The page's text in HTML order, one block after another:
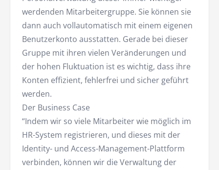
werdenden Mitarbeitergruppe. Sie können sie
dann auch vollautomatisch mit einem eigenen
Benutzerkonto ausstatten. Gerade bei dieser
Gruppe mit ihren vielen Veränderungen und
der hohen Fluktuation ist es wichtig, dass ihre
Konten effizient, fehlerfrei und sicher geführt
werden.
Der Business Case
“Indem wir so viele Mitarbeiter wie möglich im
HR-System registrieren, und dieses mit der
Identity- und Access-Management-Plattform
verbinden, können wir die Verwaltung der